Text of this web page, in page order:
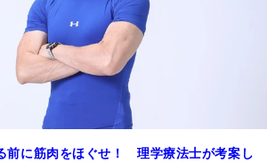
前に筋肉をほぐせ！ 理学療法士が考案し